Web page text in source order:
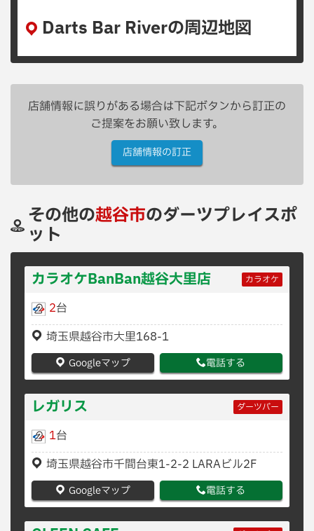
Darts Bar Riverの周辺地図
店舗情報に誤りがある場合は下記ボタンから訂正の
ご提案をお願い致します。
店舗情報の訂正
その他の越谷市のダーツプレイスポ
ット
カラオケBanBan越谷大里店 カラオケ
2台
埼玉県越谷市大里168-1
Googleマップ 電話する
レガリス ダーツバー
1台
埼玉県越谷市千間台東1-2-2 LARAビル2F
Googleマップ 電話する